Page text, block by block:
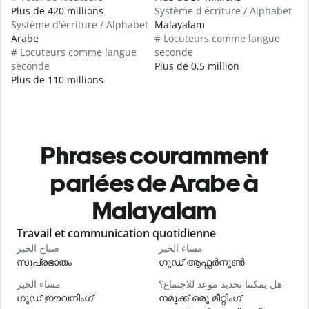
Plus de 420 millions
Système d'écriture / Alphabet
Arabe
# Locuteurs comme langue
seconde
Plus de 110 millions
Système d'écriture / Alphabet
Malayalam
# Locuteurs comme langue
seconde
Plus de 0,5 million
Phrases couramment
parlées de Arabe à
Malayalam
Slide 1 of 6
Travail et communication quotidienne
صباح الخير
സുപ്രഭാതം
مساء الخير
ഗുഡ് ആഫ്റ്റർനൂൺ
مساء الخير
ഗുഡ് ഈവനിംഗ്
هل يمكننا تحديد موعد للاجتماع؟
നമുക്ക് ഒരു മീറ്റിംഗ്